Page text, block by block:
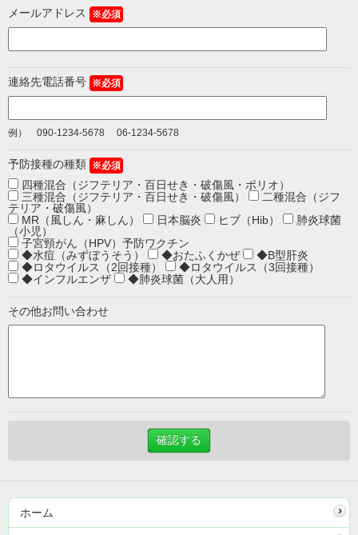
メールアドレス ※必須
連絡先電話番号 ※必須
例） 090-1234-5678 06-1234-5678
予防接種の種類 ※必須
四種混合（ジフテリア・百日せき・破傷風・ポリオ）
三種混合（ジフテリア・百日せき・破傷風）
二種混合（ジフ
テリア・破傷風）
MR（風しん・麻しん）
日本脳炎 ヒブ（Hib）
肺炎球菌
（小児）
子宮頸がん（HPV）予防ワクチン
◆水痘（みずぼうそう）
◆おたふくかぜ
◆B型肝炎
◆ロタウイルス（2回接種）
◆ロタウイルス（3回接種）
◆インフルエンザ
◆肺炎球菌（大人用）
その他お問い合わせ
ホーム